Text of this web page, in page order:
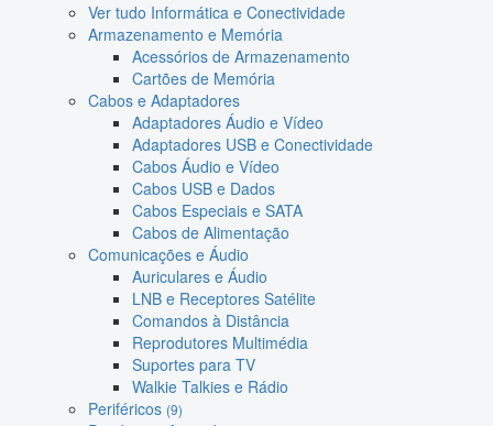
Ver tudo Informática e Conectividade
Armazenamento e Memória
Acessórios de Armazenamento
Cartões de Memória
Cabos e Adaptadores
Adaptadores Áudio e Vídeo
Adaptadores USB e Conectividade
Cabos Áudio e Vídeo
Cabos USB e Dados
Cabos Especiais e SATA
Cabos de Alimentação
Comunicações e Áudio
Auriculares e Áudio
LNB e Receptores Satélite
Comandos à Distância
Reprodutores Multimédia
Suportes para TV
Walkie Talkies e Rádio
Periféricos (9)